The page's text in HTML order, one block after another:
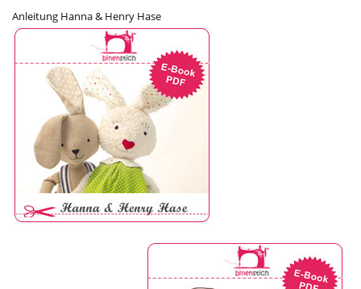
Anleitung Hanna & Henry Hase